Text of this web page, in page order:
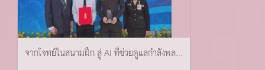
จากโจทย์ในสนามฝึก สู่ AI ที่ช่วยดูแลกำลังพล...